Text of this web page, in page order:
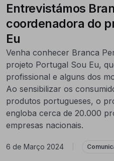
Entrevistámos
coordenadora do
Eu
Venha conhecer Branca
projeto Portugal Sou Eu,
profissional e alguns dos
Ao sensibilizar os
produtos portugueses, o
engloba cerca de 20.000
empresas nacionais.
6 de Março 2024